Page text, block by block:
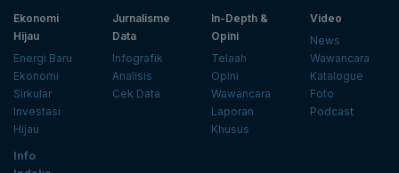
Ekonomi
Hijau
Energi Baru
Ekonomi
Sirkular
Investasi
Hijau
Jurnalisme
Data
Infografik
Analisis
Cek Data
In-Depth &
Opini
Telaah
Opini
Wawancara
Laporan
Khusus
Video
News
Wawancara
Katalogue
Foto
Podcast
Info